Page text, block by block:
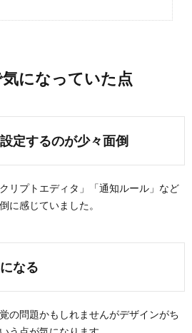
になっていた点
定するのが少々面倒
リプトエディタ」「通知ルール」など
に感じていました。
なる
の問題かもしれませんがデザインがち